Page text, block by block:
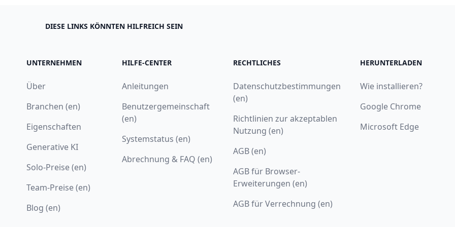
DIESE LINKS KÖNNTEN HILFREICH SEIN
UNTERNEHMEN
Über
Branchen (en)
Eigenschaften
Generative KI
Solo-Preise (en)
Team-Preise (en)
Blog (en)
HILFE-CENTER
Anleitungen
Benutzergemeinschaft
(en)
Systemstatus (en)
Abrechnung & FAQ (en)
RECHTLICHES
Datenschutzbestimmungen
(en)
Richtlinien zur akzeptablen
Nutzung (en)
AGB (en)
AGB für Browser-
Erweiterungen (en)
AGB für Verrechnung (en)
HERUNTERLADEN
Wie installieren?
Google Chrome
Microsoft Edge